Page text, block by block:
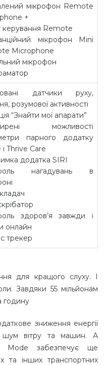
мікрофон Remote
+
керування Remote
мікрофон Mini
Microphone
мікрофон
датчики руху,
розумової активності
“Знайти мої апарати”
можливості
парного додатку
Thrive Care
додатка SIRI
нагадувань в
здоров’я завжди і
онлайн
трекер
для кращого слуху. І
Завдяки 55 мільйонам
годину
зниження енергії
вітру та машин. А
забезпечує ще
та інших транспортних